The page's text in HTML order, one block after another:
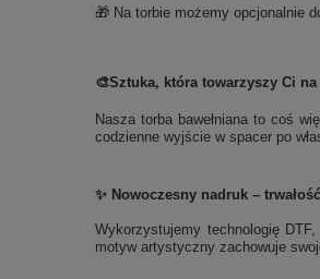
🎁 Na torbie możemy opcjonalnie
🎨Sztuka, która towarzyszy Ci
Nasza torba bawełniana to coś
codzienne wyjście w spacer po
✨ Nowoczesny nadruk –
Wykorzystujemy technologię
motyw artystyczny zachowuje